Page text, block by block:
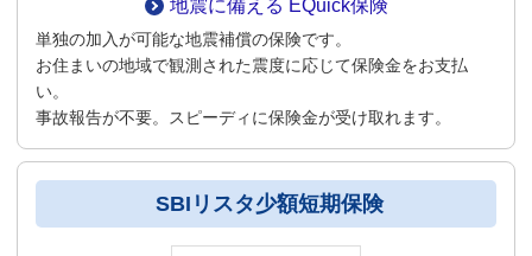
地震に備える EQuick保険
単独の加入が可能な地震補償の保険です。
お住まいの地域で観測された震度に応じて保険金をお支払
い。
事故報告が不要。スピーディに保険金が受け取れます。
SBIリスタ少額短期保険